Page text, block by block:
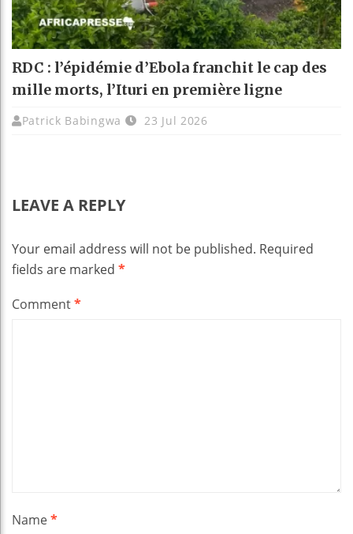
RDC : l’épidémie d’Ebola franchit le cap des
mille morts, l’Ituri en première ligne
Patrick Babingwa 23 Jul 2026
LEAVE A REPLY
Your email address will not be published. Required
fields are marked *
Comment*
Name*